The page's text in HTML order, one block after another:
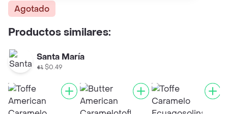
Agotado
Productos similares:
Santa María
$0.49